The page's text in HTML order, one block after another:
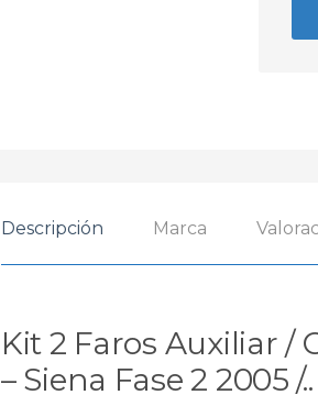
2
Descripción Marca
Kit 2 Faros Auxiliar /
– Siena Fase 2 2005 /..